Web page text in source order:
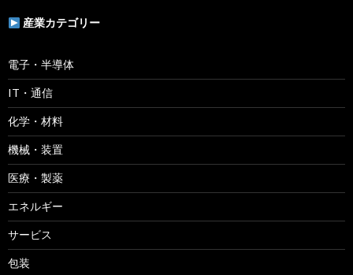
産業カテゴリー
電子・半導体
IT・通信
化学・材料
機械・装置
医療・製薬
エネルギー
サービス
包装